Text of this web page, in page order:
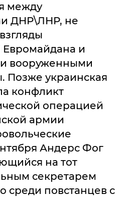
между
ДНР\ЛНР, не
Евромайдана и
вооруженными
Позже украинская
конфликт
операцией
армии
Андерс Фог
на тот
секретарем
среди повстанцев с